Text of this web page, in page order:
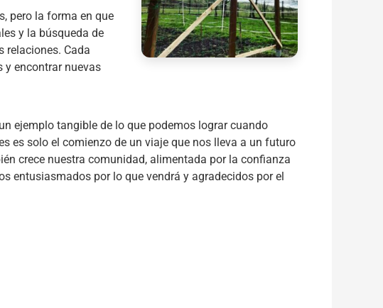
pero la forma en que
y la búsqueda de
relaciones. Cada
y encontrar nuevas
ejemplo tangible de lo que podemos lograr cuando
es solo el comienzo de un viaje que nos lleva a un futuro
crece nuestra comunidad, alimentada por la confianza
entusiasmados por lo que vendrá y agradecidos por el